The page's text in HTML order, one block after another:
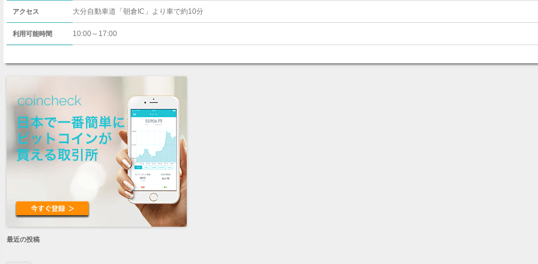
アクセス 大分自動車道「朝倉IC」より車で約10分
利用可能時間 10:00～17:00
最近の投稿